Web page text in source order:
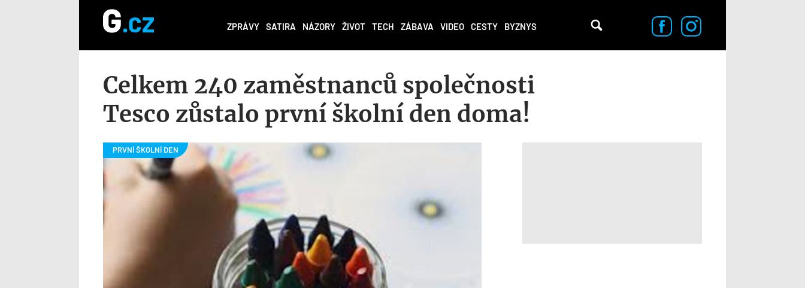
ZPRÁVY SATIRA NÁZORY ŽIVOT TECH ZÁBAVA VIDEO CESTY BYZNYS
Celkem 240 zaměstnanců společnosti
Tesco zůstalo první školní den doma!